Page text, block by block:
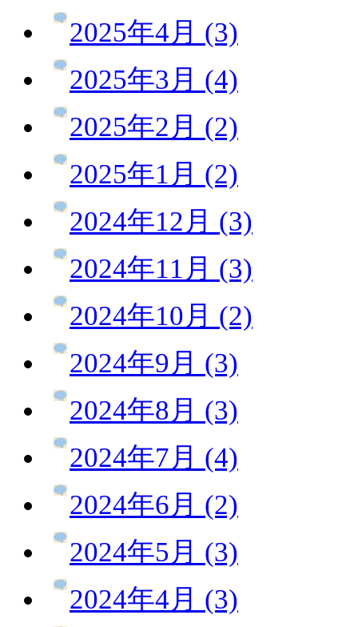
2025年4月 (3)
2025年3月 (4)
2025年2月 (2)
2025年1月 (2)
2024年12月 (3)
2024年11月 (3)
2024年10月 (2)
2024年9月 (3)
2024年8月 (3)
2024年7月 (4)
2024年6月 (2)
2024年5月 (3)
2024年4月 (3)